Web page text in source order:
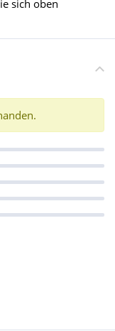
sich oben